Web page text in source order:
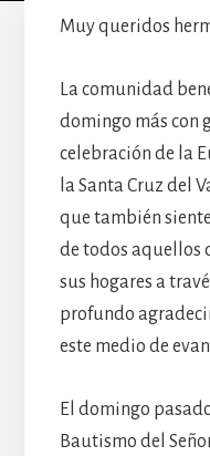
Muy queridos
La comunidad
domingo más con
celebración de la
la Santa Cruz del
que también
de todos aquellos
sus hogares a
profundo
este medio de
El domingo
Bautismo del